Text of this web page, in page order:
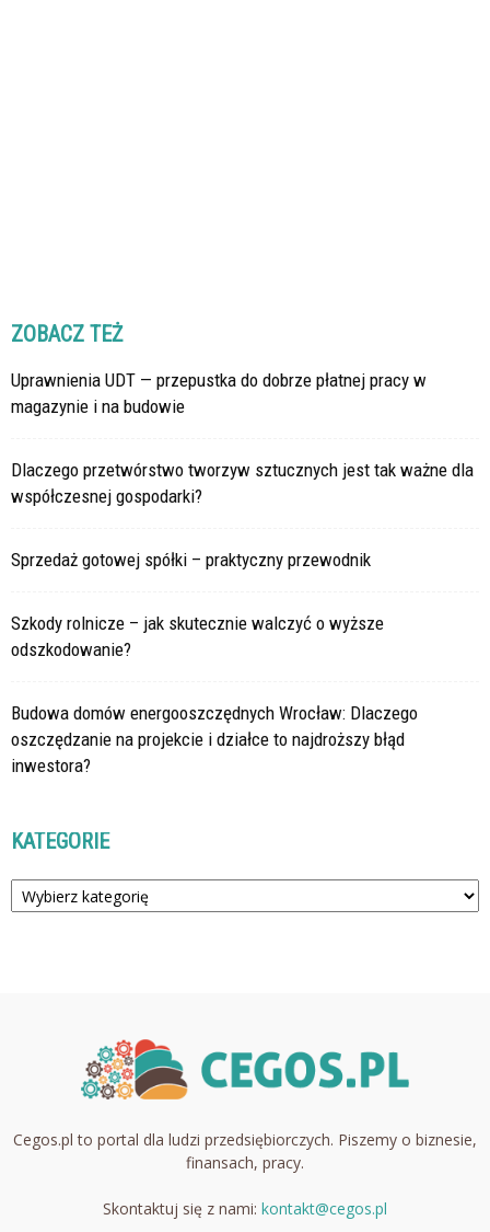
ZOBACZ TEŻ
Uprawnienia UDT — przepustka do dobrze płatnej pracy w
magazynie i na budowie
Dlaczego przetwórstwo tworzyw sztucznych jest tak ważne dla
współczesnej gospodarki?
Sprzedaż gotowej spółki – praktyczny przewodnik
Szkody rolnicze – jak skutecznie walczyć o wyższe
odszkodowanie?
Budowa domów energooszczędnych Wrocław: Dlaczego
oszczędzanie na projekcie i działce to najdroższy błąd
inwestora?
KATEGORIE
Kategorie
Cegos.pl to portal dla ludzi przedsiębiorczych. Piszemy o biznesie,
finansach, pracy.
Skontaktuj się z nami: kontakt@cegos.pl